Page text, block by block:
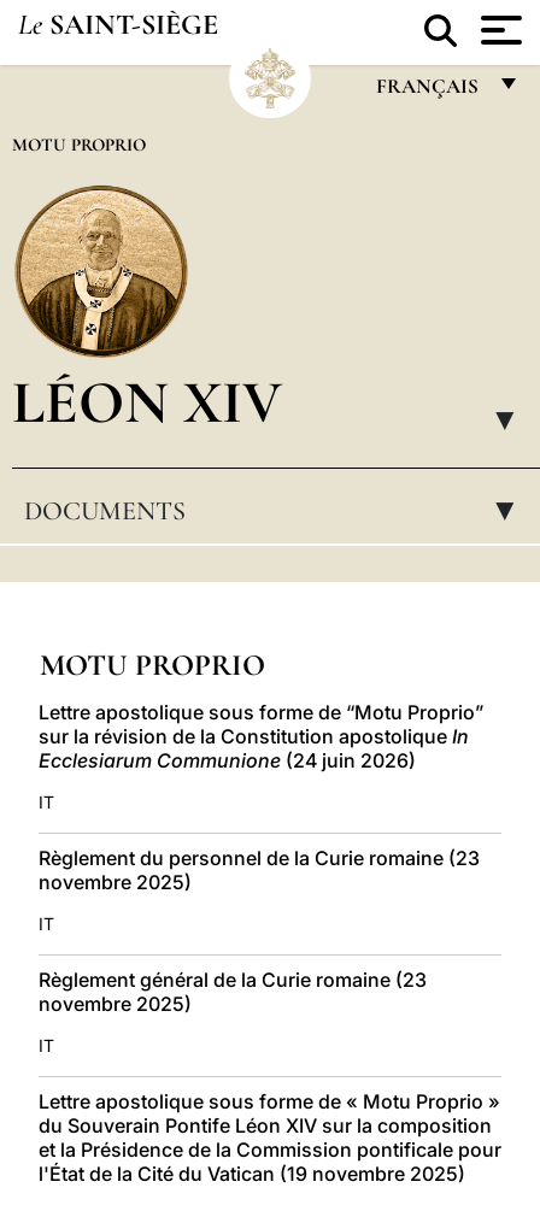
Le SAINT-SIÈGE
FRANÇAIS
العربيّة
MOTU PROPRIO
LÉON XIV ▸
DOCUMENTS ▸
MOTU PROPRIO
Lettre apostolique sous forme de “Motu Proprio”
sur la révision de la Constitution apostolique In
Ecclesiarum Communione (24 juin 2026)
IT
Règlement du personnel de la Curie romaine (23
novembre 2025)
IT
Règlement général de la Curie romaine (23
novembre 2025)
IT
Lettre apostolique sous forme de « Motu Proprio »
du Souverain Pontife Léon XIV sur la composition
et la Présidence de la Commission pontificale pour
l'État de la Cité du Vatican (19 novembre 2025)